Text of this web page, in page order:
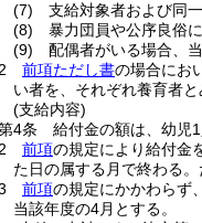
(7)
支給対象者および同
(8)
暴力団員や公序良俗
(9)
配偶者がいる場合、
2
前項ただし書の場合にお
い者を、それぞれ養育者と
(支給内容)
4条
給付金の額は、幼児
2
前項の規定により給付金
た日の属する月で終わる。
前項の規定にかかわらず
当該年度の4月とする。